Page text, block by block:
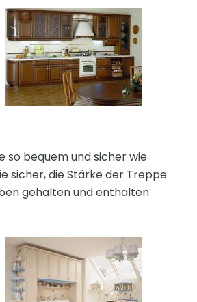
so bequem und sicher wie
sicher, die Stärke der Treppe
gehalten und enthalten